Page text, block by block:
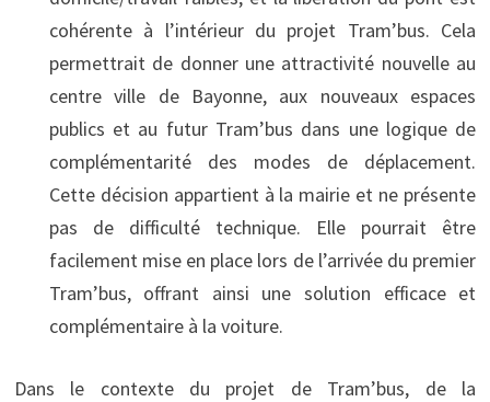
cohérente à l’intérieur du projet Tram’bus. Cela
permettrait de donner une attractivité nouvelle au
centre ville de Bayonne, aux nouveaux espaces
publics et au futur Tram’bus dans une logique de
complémentarité des modes de déplacement.
Cette décision appartient à la mairie et ne présente
pas de difficulté technique. Elle pourrait être
facilement mise en place lors de l’arrivée du premier
Tram’bus, offrant ainsi une solution efficace et
complémentaire à la voiture.
Dans le contexte du projet de Tram’bus, de la